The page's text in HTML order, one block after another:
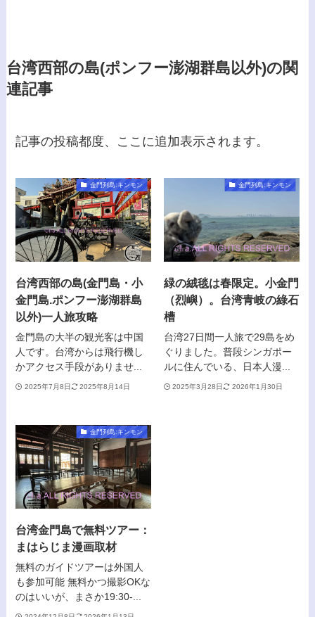
台湾西部の島(ポンフー澎湖群島以外)の関
連記事
記事の投稿都度、ここに追加表示されます。
金門列島:キンモン
台湾西部の島(金門島・小
金門島.ポンフー澎湖群島
以外)一人旅攻略
金門島の大半の観光客は中国
人です。台湾からは飛行機し
かアクセス手段がありませ...
2025年7月8日 2025年8月14日
金門列島:キンモン
緑の絨毯は春限定。小金門
（烈嶼）。台湾青岐の綠石
槽
台湾27日間一人旅で29島をめ
ぐりました。普段シンガポー
ルに住んでいる、日本人漫...
2025年3月28日 2026年1月30日
金門列島:キンモン
台湾金門島で無料ツアー：
まはらじま漫画取材
無料のガイドツアーは外国人
も参加可能 無料かつ撮影OKな
のはいいが、まさか19:30-...